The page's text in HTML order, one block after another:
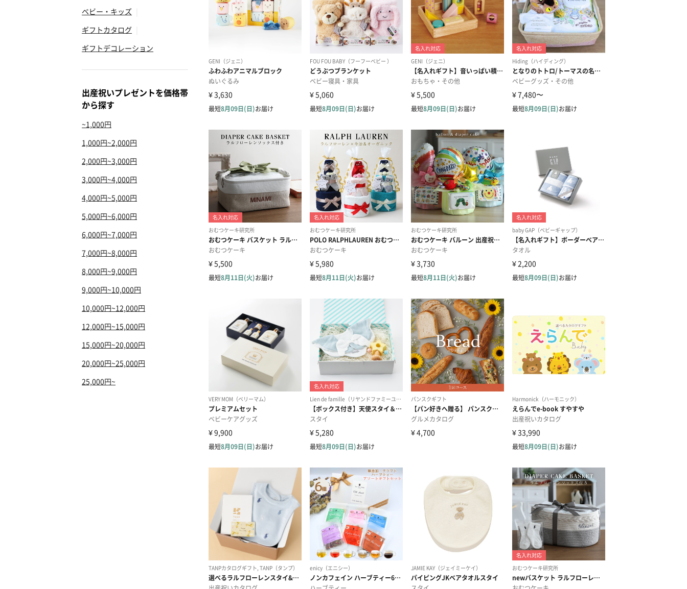
ベビー・キッズ
ギフトカタログ
ギフトデコレーション
出産祝いプレゼントを価格帯
から探す
~1,000円
1,000円~2,000円
2,000円~3,000円
3,000円~4,000円
4,000円~5,000円
5,000円~6,000円
6,000円~7,000円
7,000円~8,000円
8,000円~9,000円
9,000円~10,000円
10,000円~12,000円
12,000円~15,000円
15,000円~20,000円
20,000円~25,000円
25,000円~